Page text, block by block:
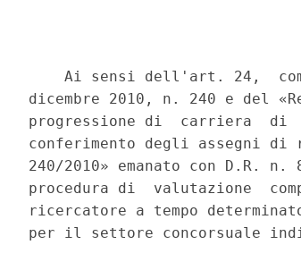
Ai sensi dell'art. 24,
dicembre 2010, n. 240 e del
progressione di  carriera
conferimento degli assegni
240/2010» emanato con D.R.
procedura di  valutazione
ricercatore a tempo
per il settore concorsuale